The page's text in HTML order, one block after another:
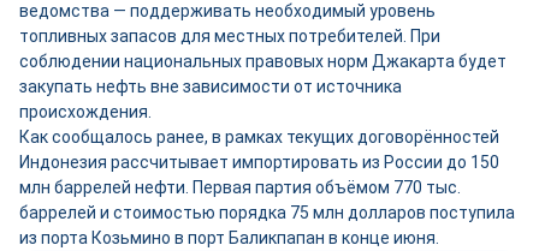
ведомства — поддерживать необходимый уровень
топливных запасов для местных потребителей. При
соблюдении национальных правовых норм Джакарта будет
закупать нефть вне зависимости от источника
происхождения.
Как сообщалось ранее, в рамках текущих договорённостей
Индонезия рассчитывает импортировать из России до 150
млн баррелей нефти. Первая партия объёмом 770 тыс.
баррелей и стоимостью порядка 75 млн долларов поступила
из порта Козьмино в порт Баликпапан в конце июня.